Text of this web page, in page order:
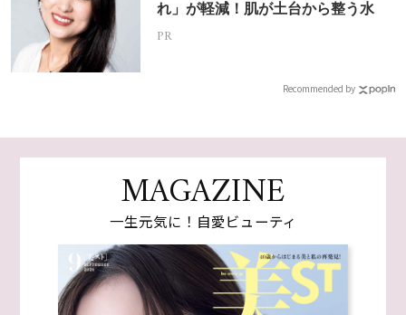
れ」が軽減！肌が土台から整う水
PR
Recommended by
MAGAZINE
一生元気に！自愛ビューティ